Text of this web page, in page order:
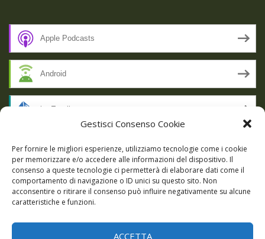
Gestisci Consenso Cookie
Per fornire le migliori esperienze, utilizziamo tecnologie come i cookie
per memorizzare e/o accedere alle informazioni del dispositivo. Il
consenso a queste tecnologie ci permetterà di elaborare dati come il
comportamento di navigazione o ID unici su questo sito. Non
acconsentire o ritirare il consenso può influire negativamente su alcune
caratteristiche e funzioni.
ACCETTA
Apple Podcasts
Android
by Email
RSS
SSL SECURE